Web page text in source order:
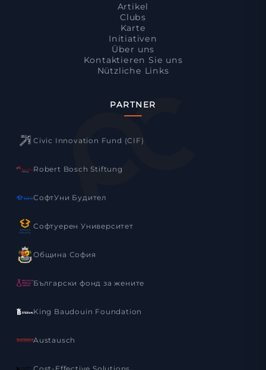
Artikel
Clubs
Karte
Initiativen
Über uns
Kontaktieren Sie uns
Nützliche Links
PARTNER
Civic Innovation Fund (CIF)
Robert Bosch Stiftung
СофтУни Будител
Софтуерен Университет
Община София
Български фонд за жените
King Baudouin Foundation
Austausch